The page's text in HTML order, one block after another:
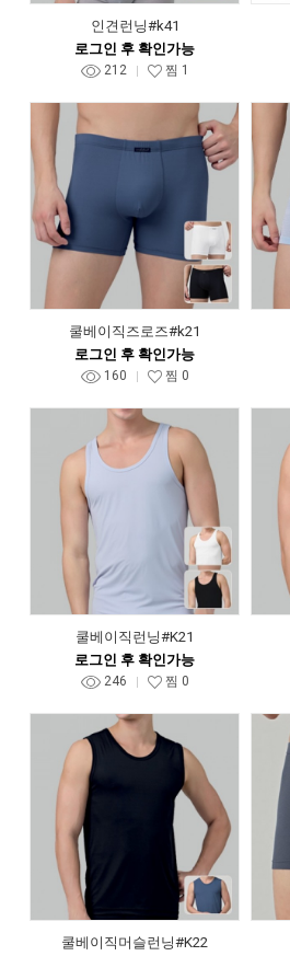
인견런닝#k41
로그인 후 확인가능
212 찜 1
쿨베이직즈로즈#k21
로그인 후 확인가능
160 찜 0
쿨베이직런닝#K21
로그인 후 확인가능
246 찜 0
쿨베이직머슬런닝#K22